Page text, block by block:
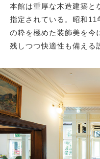
本館は重厚な木造建築と
指定されている。昭和11
の粋を極めた装飾美を今
残しつつ快適性も備える